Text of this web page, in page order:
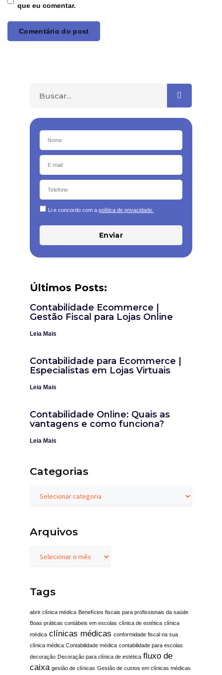
que eu comentar.
Li e concordo com a política de privacidade.
Enviar
Últimos Posts:
Contabilidade Ecommerce |
Gestão Fiscal para Lojas Online
Leia Mais
Contabilidade para Ecommerce |
Especialistas em Lojas Virtuais
Leia Mais
Contabilidade Online: Quais as
vantagens e como funciona?
Leia Mais
Categorias
Arquivos
Tags
abrir clínica médica Benefícios fiscais para profissionais da saúde
Boas práticas contábeis em escolas clínica de estética clínica
médica clínicas médicas conformidade fiscal na sua
clínica médica Contabilidade médica contabilidade para escolas
decoração Decoração para clínica de estética fluxo de
caixa gestão de clínicas Gestão de custos em clínicas médicas